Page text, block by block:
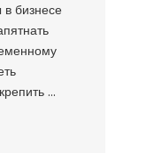
бизнесе
...